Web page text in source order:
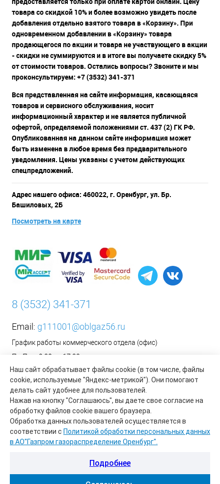
Наш сайт обрабатывает файлы cookie (в том числе, файлы
cookie, используемые "Яндекс-метрикой"). Они помогают
делать сайт удобнее для пользователей.
Нажав на кнопку "Соглашаюсь", вы даете свое согласие на
обработку файлов cookie вашего браузера.
Обработка данных пользователей осуществляется в
соответствии с Политикой обработки персональных данных
в АО"Газпром газораспределение Оренбург".
Подробнее
товара со скидкой 10% и более возможно увидеть после
добавления отдельно взятого товара в «Корзину». При
одновременном добавлении в «Корзину» товара
продающегося по акции и товара не участвующего в акции
- скидки не суммируются и в итоге вы получаете скидку 5%
от стоимости товаров. Остались вопросы? Звоните и мы
проконсультируем: +7 (3532) 341-371
Вся представленная на сайте информация, касающаяся
товаров и сервисного обслуживания, носит
информационный характер и не является публичной
офертой, определяемой положениями ст. 437 (2) ГК РФ.
Опубликованная на данном сайте информация может
быть изменена в любое время без предварительного
уведомления. Цены указаны с учетом действующих
спецпредложений.
Адрес нашего офиса: 460022, г. Оренбург, ул. Бр.
Башиловых, 2Б
Посмотреть на карте
8 (3532) 341-371
Email: g111001@oblgaz56.ru
График работы коммерческого отдела (офис)
Пн-Пт: с 9:00 до 17:00
Сб-Вс: Выходной
__________________________________________
Оформить заявку на установку бытового газового
оборудования возможно на сайте организации АО «Газпром
газораспределение Оренбург»:https://www.oblgaz56.ru/